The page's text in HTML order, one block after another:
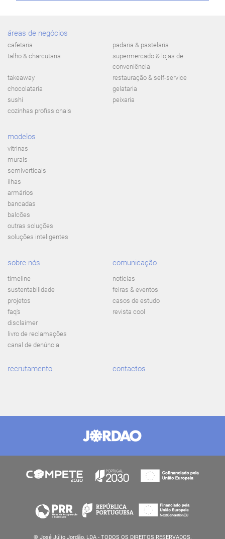
áreas de negócios
cafetaria
padaria & pastelaria
talho & charcutaria
supermercado & lojas de
conveniência
takeaway
restauração & self-service
chocolataria
gelataria
sushi
peixaria
cozinhas profissionais
modelos
vitrinas
murais
semiverticais
ilhas
armários
bancadas
balcões
outras soluções
soluções inteligentes
sobre nós
timeline
sustentabilidade
projetos
faq's
disclaimer
livro de reclamações
canal de denúncia
comunicação
notícias
feiras & eventos
casos de estudo
revista cool
recrutamento contactos
© José Júlio Jordão, LDA - TODOS OS DIREITOS RESERVADOS.